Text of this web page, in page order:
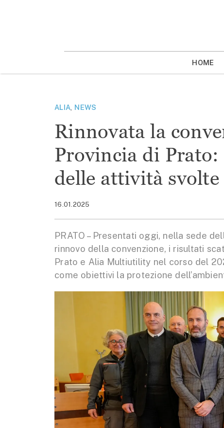
HOME
ALIA NEWS
Rinnovata la
Provincia di
delle attività
16.01.2025
PRATO – Presentati oggi, nella sede
rinnovo della convenzione, i risultati
Prato e Alia Multiutility nel corso del
come obiettivi la protezione